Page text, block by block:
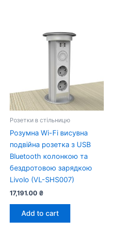
Розетки в стільницю
Розумна Wi-Fi висувна
подвійна розетка з USB
Bluetooth колонкою та
бездротовою зарядкою
Livolo (VL-SHS007)
17,191.00 ₴
Add to cart